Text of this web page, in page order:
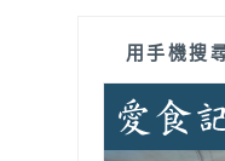
用手機搜